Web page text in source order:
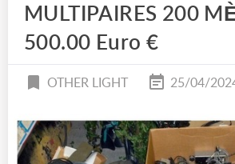
MULTIPAIRES 200
500.00 Euro €
OTHER LIGHT 25/04/